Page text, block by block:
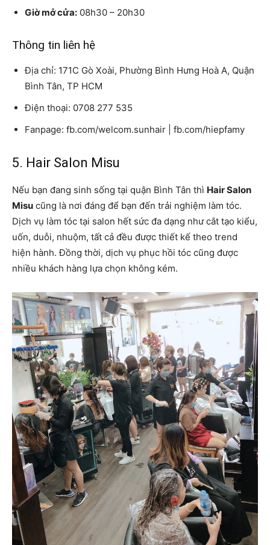
Giờ mở cửa: 08h30 – 20h30
Thông tin liên hệ
Địa chỉ: 171C Gò Xoài, Phường Bình Hưng Hoà A, Quận
Bình Tân, TP HCM
Điện thoại: 0708 277 535
Fanpage: fb.com/welcom.sunhair | fb.com/hiepfamy
5. Hair Salon Misu
Nếu bạn đang sinh sống tại quận Bình Tân thì Hair Salon
Misu cũng là nơi đáng để bạn đến trải nghiệm làm tóc.
Dịch vụ làm tóc tại salon hết sức đa dạng như cắt tạo kiểu,
uốn, duỗi, nhuộm, tất cả đều được thiết kế theo trend
hiện hành. Đồng thời, dịch vụ phục hồi tóc cũng được
nhiều khách hàng lựa chọn không kém.